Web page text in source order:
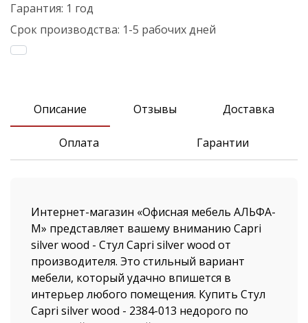
Гарантия: 1 год
Срок производства: 1-5 рабочих дней
Описание Отзывы Доставка
Оплата Гарантии
Интернет-магазин «Офисная мебель АЛЬФА-
М» представляет вашему вниманию Capri
silver wood - Стул Capri silver wood от
производителя. Это стильный вариант
мебели, который удачно впишется в
интерьер любого помещения. Купить Стул
Capri silver wood - 2384-013 недорого по